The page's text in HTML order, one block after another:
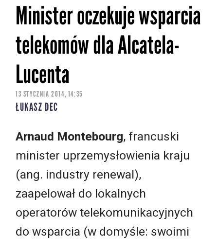
Minister oczekuje wsparcia
telekomów dla Alcatela-
Lucenta
13 STYCZNIA 2014, 14:35
ŁUKASZ DEC
Arnaud Montebourg, francuski
minister uprzemysłowienia kraju
(ang. industry renewal),
zaapelował do lokalnych
operatorów telekomunikacyjnych
do wsparcia (w domyśle: swoimi